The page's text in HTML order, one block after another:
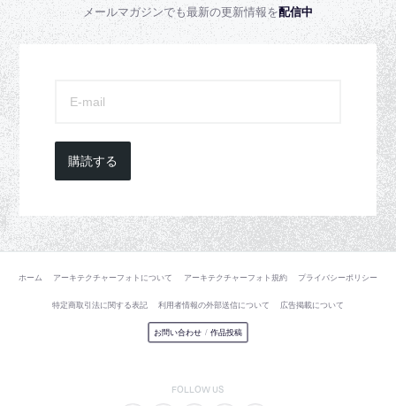
メールマガジンでも最新の更新情報を配信中
購読する
ホーム アーキテクチャーフォトについて アーキテクチャーフォト規約 プライバシーポリシー
特定商取引法に関する表記 利用者情報の外部送信について 広告掲載について
お問い合わせ / 作品投稿